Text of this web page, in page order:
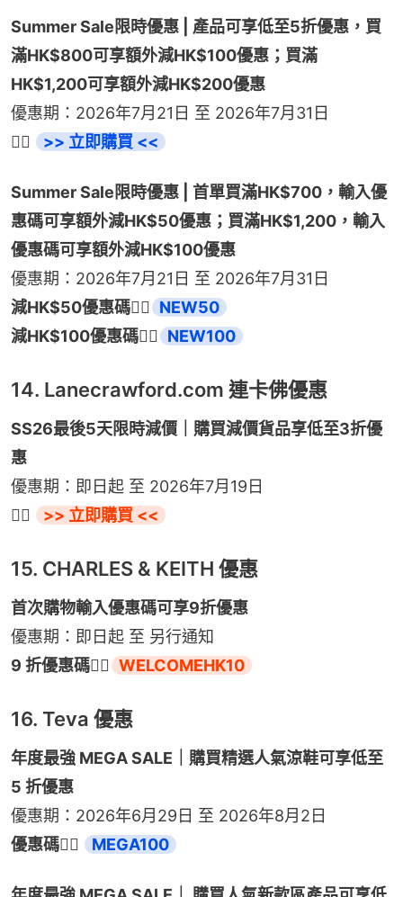
Summer Sale限時優惠 | 產品可享低至5折優惠，買
滿HK$800可享額外減HK$100優惠；買滿
HK$1,200可享額外減HK$200優惠
優惠期：2026年7月21日 至 2026年7月31日
👉🏻
>> 立即購買 <<
Summer Sale限時優惠 | 首單買滿HK$700，輸入優
惠碼可享額外減HK$50優惠；買滿HK$1,200，輸入
優惠碼可享額外減HK$100優惠
優惠期：2026年7月21日 至 2026年7月31日
減HK$50優惠碼👉🏻
NEW50
減HK$100優惠碼👉🏻
NEW100
14. Lanecrawford.com 連卡佛優惠
SS26最後5天限時減價｜購買減價貨品享低至3折優
惠
優惠期：即日起 至 2026年7月19日
👉🏻
>> 立即購買 <<
15. CHARLES & KEITH 優惠
首次購物輸入優惠碼可享9折優惠
優惠期：即日起 至 另行通知
9 折優惠碼👉🏻 WELCOMEHK10
16. Teva 優惠
年度最強 MEGA SALE｜購買精選人氣涼鞋可享低至
5 折優惠
優惠期：2026年6月29日 至 2026年8月2日
優惠碼👉🏻
MEGA100